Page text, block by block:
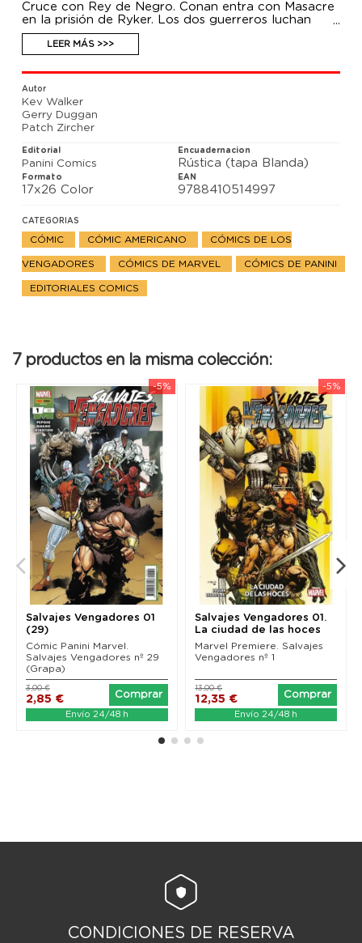
Cruce con Rey de Negro. Conan entra con Masacre
en la prisión de Ryker. Los dos guerreros luchan
unidos contra los simbiontes de Knull, al tiempo que
Conan hace un descubrimiento que podría ayudarlo
contra Kulan Gath. Y a continuación: Conan y Rino
hacen buenas migas... hasta que cierto trepamuros
entrometido lo arruina todo. También: El cimmerio
forma equipo con el Motorista Fantasma y contra
Pesadilla.
LEER MÁS >>>
Autor
Kev Walker
Gerry Duggan
Patch Zircher
Editorial
Panini Comics
Encuadernacion
Rústica (tapa Blanda)
Formato
17x26 Color
EAN
9788410514997
CATEGORIAS
CÓMIC CÓMIC AMERICANO CÓMICS DE LOS
VENGADORES CÓMICS DE MARVEL CÓMICS DE PANINI
EDITORIALES COMICS
7 productos en la misma colección:
-5%
Salvajes Vengadores 01
(29)
Cómic Panini Marvel.
Salvajes Vengadores nº 29
(Grapa)
2,85 €
3,00 €
Comprar
Envío 24/48 h
-5%
Salvajes Vengadores 01.
La ciudad de las hoces
(Marvel Premiere)
Marvel Premiere. Salvajes
Vengadores nº 1
12,35 €
13,00 €
Comprar
Envío 24/48 h
CONDICIONES DE RESERVA